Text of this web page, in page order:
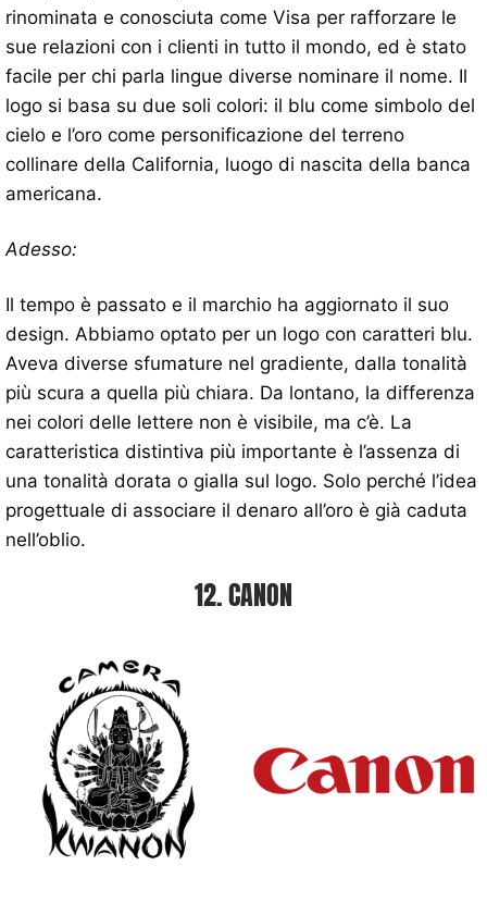
rinominata e conosciuta come Visa per rafforzare le
sue relazioni con i clienti in tutto il mondo, ed è stato
facile per chi parla lingue diverse nominare il nome. Il
logo si basa su due soli colori: il blu come simbolo del
cielo e l’oro come personificazione del terreno
collinare della California, luogo di nascita della banca
americana.
Adesso:
Il tempo è passato e il marchio ha aggiornato il suo
design. Abbiamo optato per un logo con caratteri blu.
Aveva diverse sfumature nel gradiente, dalla tonalità
più scura a quella più chiara. Da lontano, la differenza
nei colori delle lettere non è visibile, ma c’è. La
caratteristica distintiva più importante è l’assenza di
una tonalità dorata o gialla sul logo. Solo perché l’idea
progettuale di associare il denaro all’oro è già caduta
nell’oblio.
12. CANON